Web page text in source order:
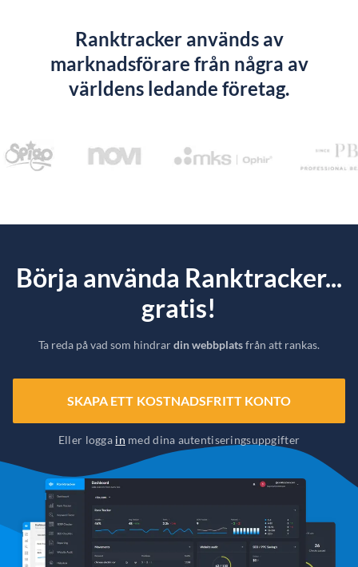
Ranktracker används av
marknadsförare från några av
världens ledande företag.
Börja använda Ranktracker...
gratis!
Ta reda på vad som hindrardin webbplatsfrån att rankas.
SKAPA ETT KOSTNADSFRITT KONTO
Eller logga in med dina autentiseringsuppgifter